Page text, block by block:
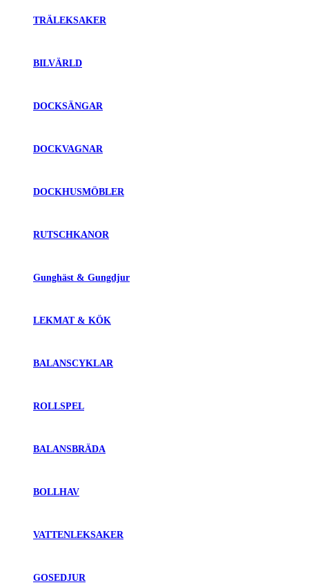
TRÄLEKSAKER
BILVÄRLD
DOCKSÄNGAR
DOCKVAGNAR
DOCKHUSMÖBLER
RUTSCHKANOR
Gunghäst & Gungdjur
LEKMAT & KÖK
BALANSCYKLAR
ROLLSPEL
BALANSBRÄDA
BOLLHAV
VATTENLEKSAKER
GOSEDJUR